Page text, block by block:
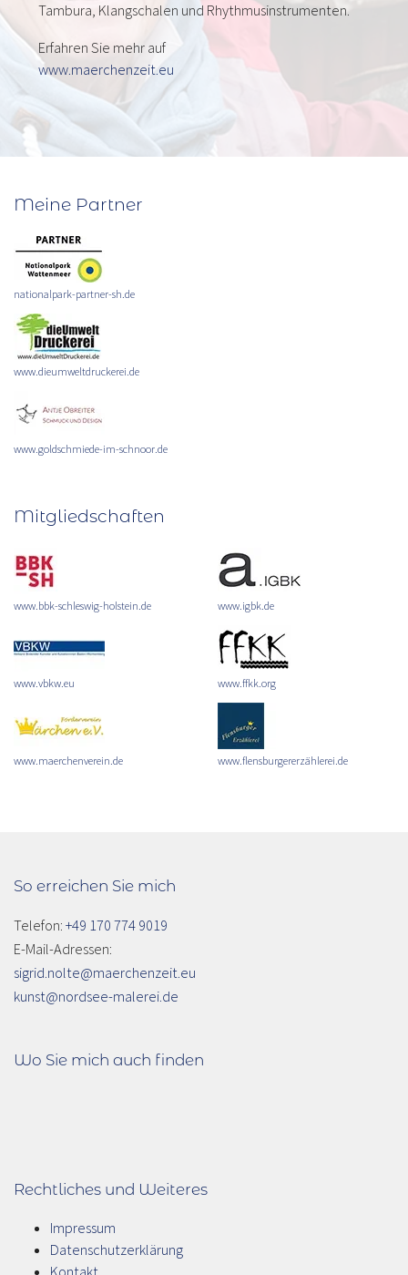
Tambura, Klangschalen und Rhythmusinstrumenten.
Erfahren Sie mehr auf
www.maerchenzeit.eu
Meine Partner
nationalpark-partner-sh.de
www.dieumweltdruckerei.de
www.goldschmiede-im-schnoor.de
Mitgliedschaften
www.bbk-schleswig-holstein.de www.igbk.de
www.vbkw.eu www.ffkk.org
www.maerchenverein.de www.flensburgererzählerei.de
So erreichen Sie mich
Telefon: +49 170 774 9019
E-Mail-Adressen:
sigrid.nolte@maerchenzeit.eu
kunst@nordsee-malerei.de
Wo Sie mich auch finden
Rechtliches und Weiteres
Impressum
Datenschutzerklärung
Kontakt